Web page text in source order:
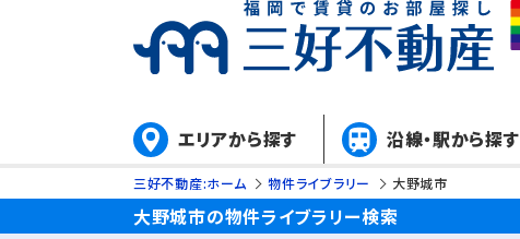
エリアから探す 沿線・駅から探す
三好不動産:ホーム 物件ライブラリー 大野城市
大野城市の物件ライブラリー検索